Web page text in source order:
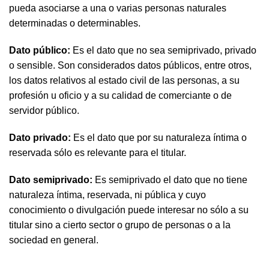
pueda asociarse a una o varias personas naturales
determinadas o determinables.
Dato público: Es el dato que no sea semiprivado, privado
o sensible. Son considerados datos públicos, entre otros,
los datos relativos al estado civil de las personas, a su
profesión u oficio y a su calidad de comerciante o de
servidor público.
Dato privado: Es el dato que por su naturaleza íntima o
reservada sólo es relevante para el titular.
Dato semiprivado: Es semiprivado el dato que no tiene
naturaleza íntima, reservada, ni pública y cuyo
conocimiento o divulgación puede interesar no sólo a su
titular sino a cierto sector o grupo de personas o a la
sociedad en general.